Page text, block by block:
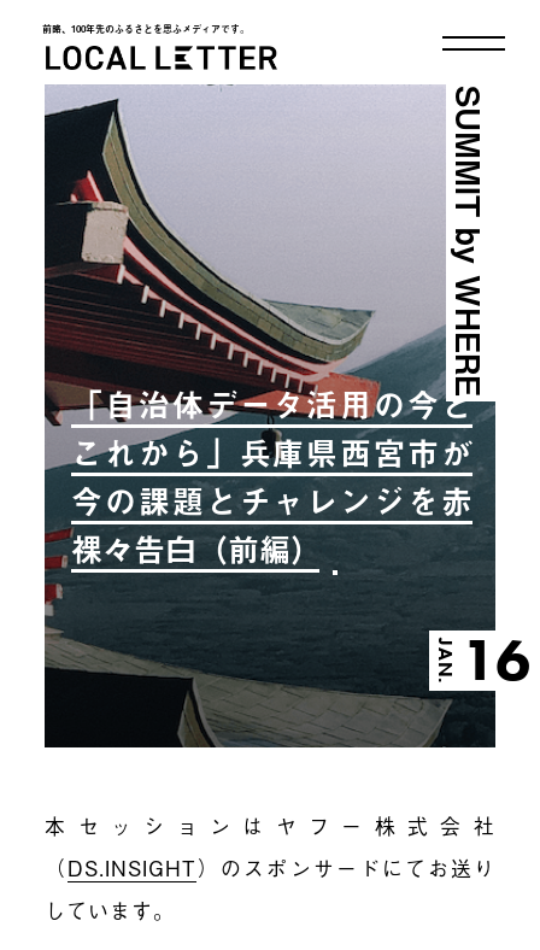
前略、100年先のふるさとを思ふメディアです。
LOCAL LETTER
「自治体データ活用の今と
これから」兵庫県西宮市が
今の課題とチャレンジを赤
裸々告白（前編）
JAN. 16
SUMMIT by WHERE
本セッションはヤフー株式会社
（DS.INSIGHT）のスポンサードにてお送り
しています。